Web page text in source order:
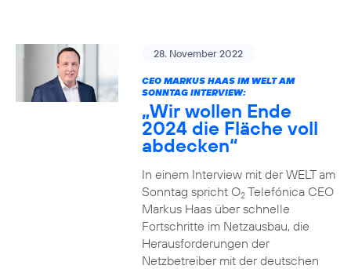
28. November 2022
CEO MARKUS HAAS IM WELT AM
SONNTAG INTERVIEW:
„Wir wollen Ende
2024 die Fläche voll
abdecken“
In einem Interview mit der WELT am
Sonntag spricht O2Telefónica CEO
Markus Haas über schnelle
Fortschritte im Netzausbau, die
Herausforderungen der
Netzbetreiber mit der deutschen